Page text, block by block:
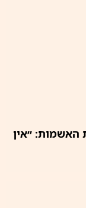
האשמות: ״אין